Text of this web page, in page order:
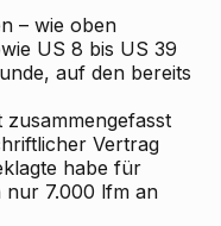
– wie oben
US 8 bis US 39
auf den bereits
Vertrag
habe für
nur 7.000 lfm an